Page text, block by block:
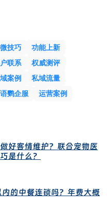
技巧
功能上新
联系
权威测评
案例
私域流量
语鹦企服 运营案例
好客情维护？联合宠物医
是什么？
的中餐连锁吗？年费大概